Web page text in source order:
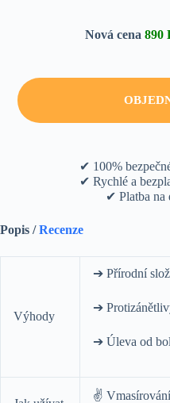
Nová cena 890
✔ 100%
✔ Rychlé a
✔ Platba na
Popis /Recenze
Výhody
➔ Přírodní
➔
➔ Úleva od
✌️